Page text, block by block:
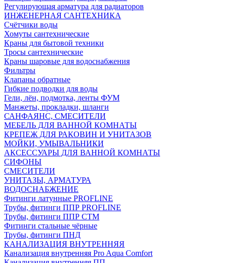
Регулирующая арматура для радиаторов
ИНЖЕНЕРНАЯ САНТЕХНИКА
Счётчики воды
Хомуты сантехнические
Краны для бытовой техники
Тросы сантехнические
Краны шаровые для водоснабжения
Фильтры
Клапаны обратные
Гибкие подводки для воды
Гели, лён, подмотка, ленты ФУМ
Манжеты, прокладки, шланги
САНФАЯНС, СМЕСИТЕЛИ
МЕБЕЛЬ ДЛЯ ВАННОЙ КОМНАТЫ
КРЕПЕЖ ДЛЯ РАКОВИН И УНИТАЗОВ
МОЙКИ, УМЫВАЛЬНИКИ
АКСЕССУАРЫ ДЛЯ ВАННОЙ КОМНАТЫ
СИФОНЫ
СМЕСИТЕЛИ
УНИТАЗЫ, АРМАТУРА
ВОДОСНАБЖЕНИЕ
Фитинги латунные PROFLINE
Трубы, фитинги ППР PROFLINE
Трубы, фитинги ППР СТМ
Фитинги стальные чёрные
Трубы, фитинги ПНД
КАНАЛИЗАЦИЯ ВНУТРЕННЯЯ
Канализация внутренняя Pro Aqua Comfort